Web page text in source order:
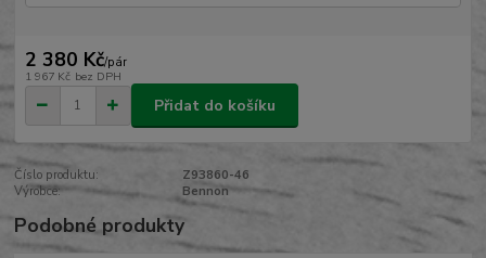
2 380 Kč/pár
1 967 Kč bez DPH
Přidat do košíku
Číslo produktu:
Z93860-46
Výrobce:
Bennon
Podobné produkty